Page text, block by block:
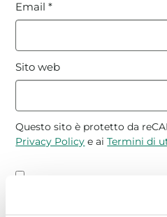
Email*
Sito web
Questo sito è protetto da
Privacy Policy e aiTermini di
Avvertimi via email in caso